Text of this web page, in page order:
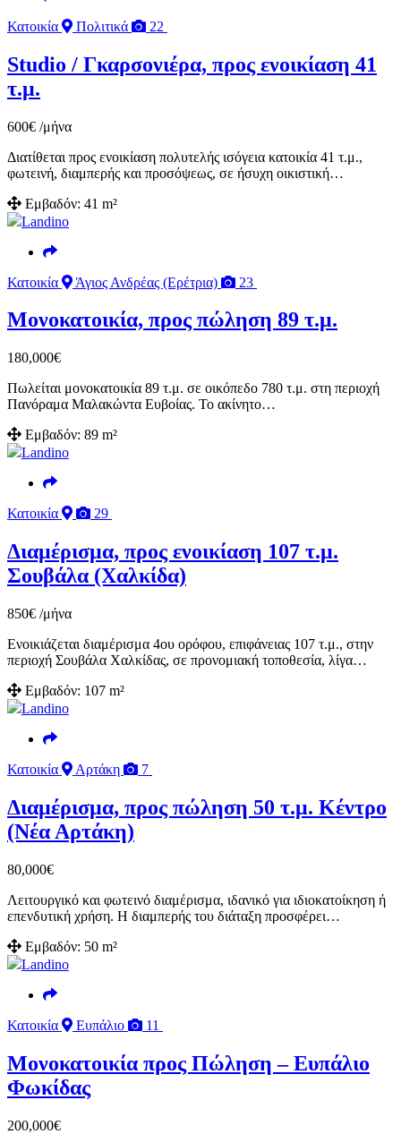
Κατοικία Πολιτικά 22
Studio / Γκαρσονιέρα, προς ενοικίαση 41
τ.μ.
600€ /μήνα
Διατίθεται προς ενοικίαση πολυτελής ισόγεια κατοικία 41 τ.μ.,
φωτεινή, διαμπερής και προσόψεως, σε ήσυχη οικιστική…
Εμβαδόν: 41 m²
Landino
Κατοικία Άγιος Ανδρέας (Ερέτρια) 23
Μονοκατοικία, προς πώληση 89 τ.μ.
180,000€
Πωλείται μονοκατοικία 89 τ.μ. σε οικόπεδο 780 τ.μ. στη περιοχή
Πανόραμα Μαλακώντα Ευβοίας. Το ακίνητο…
Εμβαδόν: 89 m²
Landino
Κατοικία 29
Διαμέρισμα, προς ενοικίαση 107 τ.μ.
Σουβάλα (Χαλκίδα)
850€ /μήνα
Ενοικιάζεται διαμέρισμα 4ου ορόφου, επιφάνειας 107 τ.μ., στην
περιοχή Σουβάλα Χαλκίδας, σε προνομιακή τοποθεσία, λίγα…
Εμβαδόν: 107 m²
Landino
Κατοικία Αρτάκη 7
Διαμέρισμα, προς πώληση 50 τ.μ. Κέντρο
(Νέα Αρτάκη)
80,000€
Λειτουργικό και φωτεινό διαμέρισμα, ιδανικό για ιδιοκατοίκηση ή
επενδυτική χρήση. Η διαμπερής του διάταξη προσφέρει…
Εμβαδόν: 50 m²
Landino
Κατοικία Ευπάλιο 11
Μονοκατοικία προς Πώληση – Ευπάλιο
Φωκίδας
200,000€